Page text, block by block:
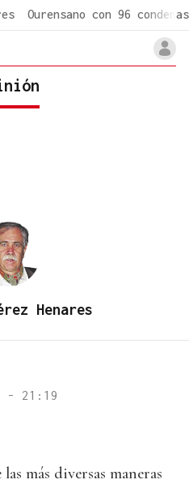
Ourensano con 96 condenas
Henares
- 21:19
más diversas maneras